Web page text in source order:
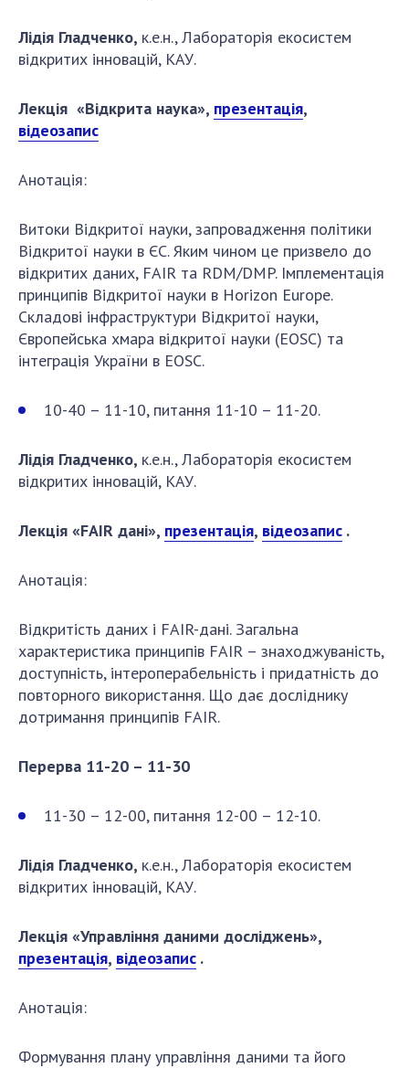
Лідія Гладченко, к.е.н., Лабораторія екосистем
відкритих інновацій, КАУ.
Лекція «Відкрита наука», презентація,
відеозапис
Анотація:
Витоки Відкритої науки, запровадження політики
Відкритої науки в ЄС. Яким чином це призвело до
відкритих даних, FAIR та RDM/DMP. Імплементація
принципів Відкритої науки в Horizon Europe.
Складові інфраструктури Відкритої науки,
Європейська хмара відкритої науки (EOSC) та
інтеграція України в EOSC.
10-40 – 11-10, питання 11-10 – 11-20.
Лідія Гладченко, к.е.н., Лабораторія екосистем
відкритих інновацій, КАУ.
Лекція «FAIR дані», презентація, відеозапис .
Анотація:
Відкритість даних і FAIR-дані. Загальна
характеристика принципів FAIR – знаходжуваність,
доступність, інтероперабельність і придатність до
повторного використання. Що дає досліднику
дотримання принципів FAIR.
Перерва 11-20 – 11-30
11-30 – 12-00, питання 12-00 – 12-10.
Лідія Гладченко, к.е.н., Лабораторія екосистем
відкритих інновацій, КАУ.
Лекція «Управління даними досліджень»,
презентація, відеозапис .
Анотація:
Формування плану управління даними та його